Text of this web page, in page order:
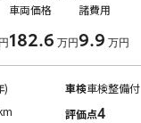
車両価格
182.6 万円
諸費用
9.9 万円
) 車検車検整備付
評価点4